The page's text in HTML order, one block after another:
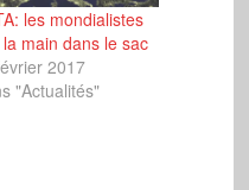
les mondialistes
main dans le sac
2017
"Actualités"